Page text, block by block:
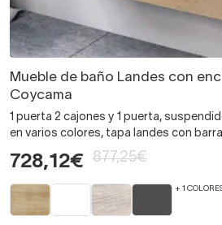
Mueble de baño Landes con
Coycama
1 puerta 2 cajones y 1 puerta,
en varios colores, tapa landes con
728,12€ 877,25€
+ 1